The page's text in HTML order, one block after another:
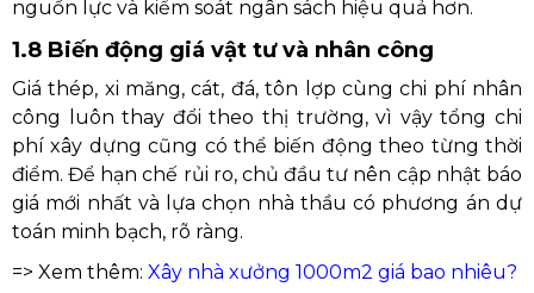
nguồn lực và kiểm soát ngân sách hiệu quả hơn.
1.8 Biến động giá vật tư và nhân công
Giá thép, xi măng, cát, đá, tôn lợp cùng chi phí nhân
công luôn thay đổi theo thị trường, vì vậy tổng chi
phí xây dựng cũng có thể biến động theo từng thời
điểm. Để hạn chế rủi ro, chủ đầu tư nên cập nhật báo
giá mới nhất và lựa chọn nhà thầu có phương án dự
toán minh bạch, rõ ràng.
=> Xem thêm: Xây nhà xưởng 1000m2 giá bao nhiêu?